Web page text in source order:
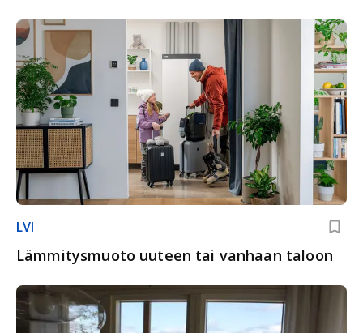
LVI
Lämmitysmuoto uuteen tai vanhaan taloon